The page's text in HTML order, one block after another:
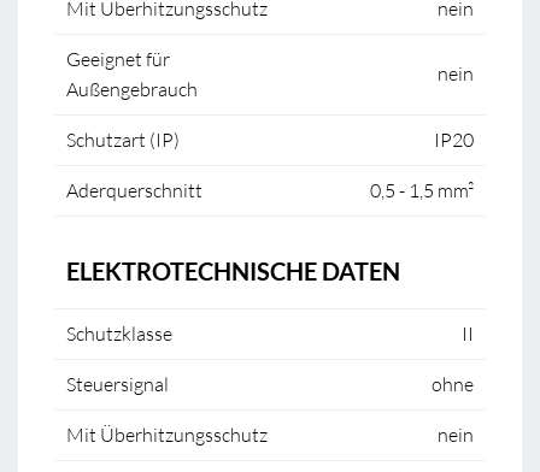
Mit Überhitzungsschutz nein
Geeignet für
Außengebrauch
nein
Schutzart (IP) IP20
Aderquerschnitt 0,5 - 1,5 mm²
ELEKTROTECHNISCHE DATEN
Schutzklasse II
Steuersignal ohne
Mit Überhitzungsschutz nein